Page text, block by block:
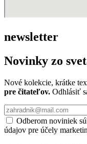
newsletter
Novinky zo
Nové kolekcie, krátke
pre čitateľov. Odhlásiť
Odberom noviniek
údajov pre účely